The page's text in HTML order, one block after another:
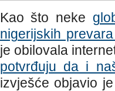
Kao što neke
nigerijskih
je obilovala
potvrđuju da i
izvješće objavio